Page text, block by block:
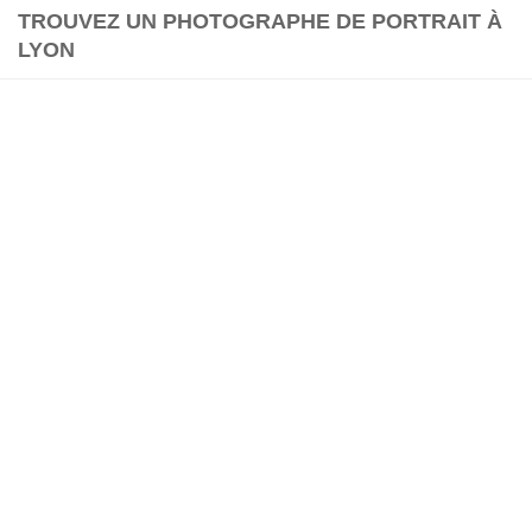
TROUVEZ UN PHOTOGRAPHE DE PORTRAIT À
LYON